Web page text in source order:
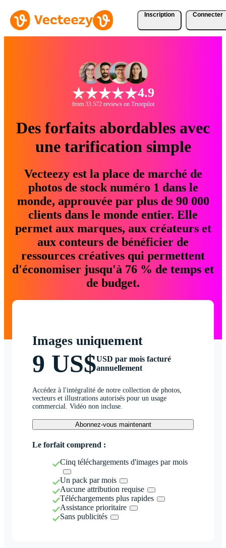
Inscription Connecter
4.9
from 33 572 reviews on Trustpilot
Des forfaits abordables avec
une tarification simple
Vecteezy est la place de marché de
photos de stock numéro 1 dans le
monde, approuvée par plus de 90 000
clients dans le monde entier. Elle
permet aux marques, aux créateurs et
aux conteurs de bénéficier de
ressources créatives qui permettent
d'économiser jusqu'à 76 % de temps et
de budget.
Images uniquement
9 US$USD par mois facturé
annuellement
Accédez à l'intégralité de notre collection de photos,
vecteurs et illustrations autorisés pour un usage
commercial. Vidéo non incluse.
Abonnez-vous maintenant
Le forfait comprend :
Cinq téléchargements d'images par mois
Un pack par mois
Aucune attribution requise
Téléchargements plus rapides
Assistance prioritaire
Sans publicités